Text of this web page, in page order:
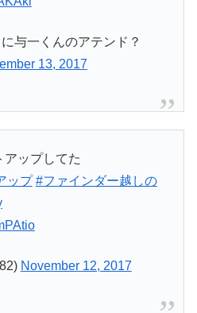
与一くんのアテンド？
13, 2017
ップしてた
ップ #ファインダー越しの
November 12, 2017